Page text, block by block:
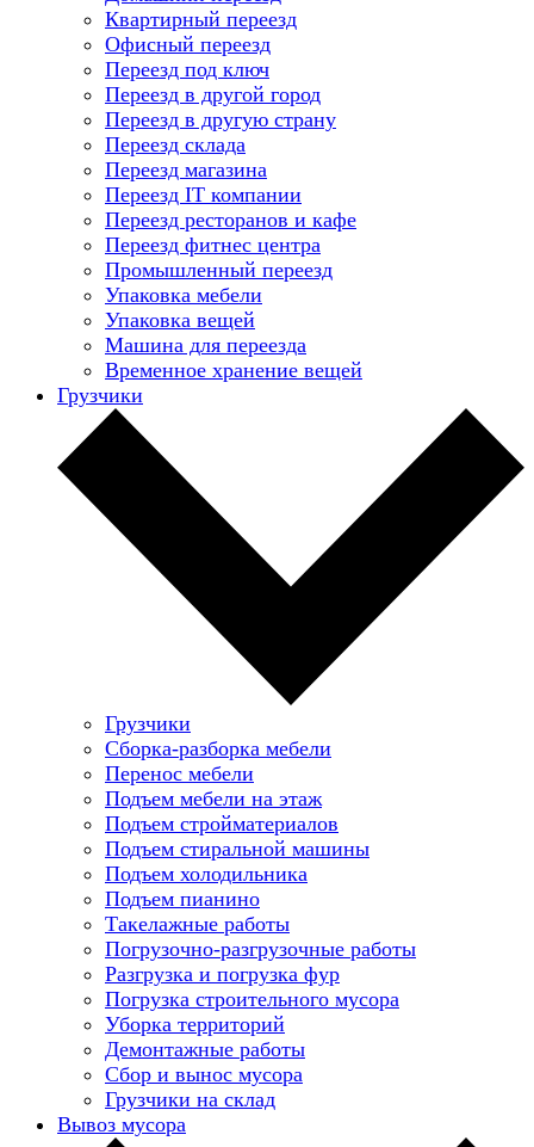
Квартирный переезд
Офисный переезд
Переезд под ключ
Переезд в другой город
Переезд в другую страну
Переезд склада
Переезд магазина
Переезд IT компании
Переезд ресторанов и кафе
Переезд фитнес центра
Промышленный переезд
Упаковка мебели
Упаковка вещей
Машина для переезда
Временное хранение вещей
Грузчики
Грузчики
Сборка-разборка мебели
Перенос мебели
Подъем мебели на этаж
Подъем стройматериалов
Подъем стиральной машины
Подъем холодильника
Подъем пианино
Такелажные работы
Погрузочно-разгрузочные работы
Разгрузка и погрузка фур
Погрузка строительного мусора
Уборка территорий
Демонтажные работы
Сбор и вынос мусора
Грузчики на склад
Вывоз мусора